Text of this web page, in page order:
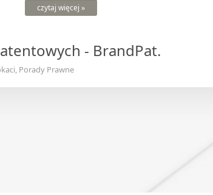
czytaj więcej »
- BrandPat.
Porady Prawne